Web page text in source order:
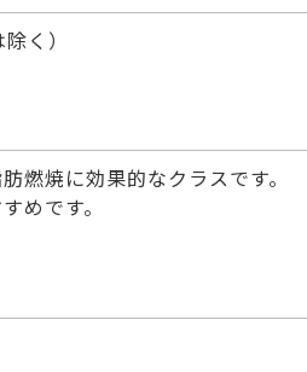
く）
燃焼に効果的なクラスです。
めです。